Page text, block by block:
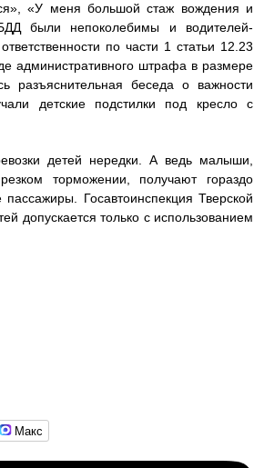
«У меня большой стаж вождения и
были непоколебимы и водителей-
по части 1 статьи 12.23
административного штрафа в размере
разъяснительная беседа о важности
детские подстилки под кресло с
детей нередки. А ведь малыши,
торможении, получают гораздо
Госавтоинспекция Тверской
допускается только с использованием
Макс